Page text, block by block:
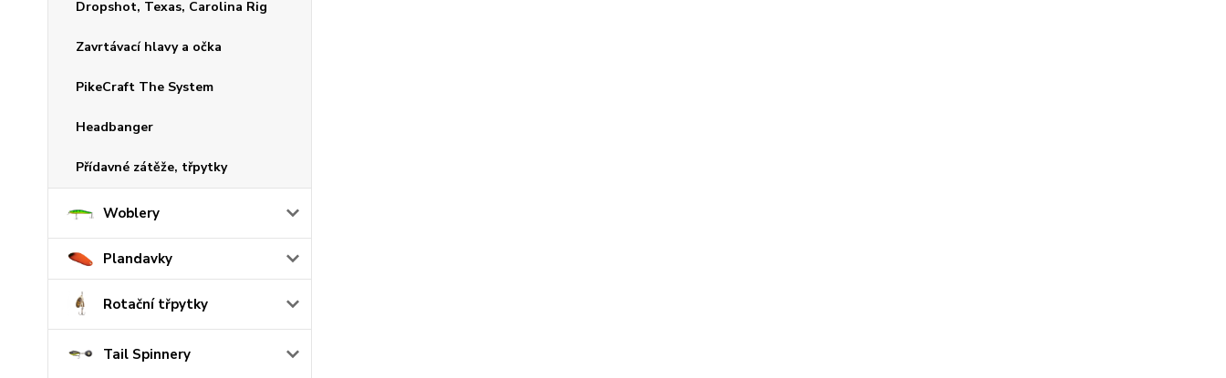
Dropshot, Texas, Carolina Rig
Zavrtávací hlavy a očka
PikeCraft The System
Headbanger
Přídavné zátěže, třpytky
Woblery
Plandavky
Rotační třpytky
Tail Spinnery